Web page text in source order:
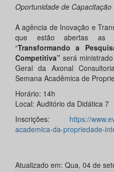
Oportunidade de Capacitação
A agência de Inovação e
que estão abertas as
“Transformando a
Competitiva” será
Geral da Axonal
Semana Acadêmica de
Horário: 14h
Local: Auditório da Didática 7
Inscrições: https://
academica-da-propriedade-
Atualizado em: Qua, 04 de